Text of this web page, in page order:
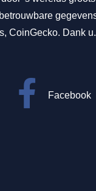
CoinGecko. Dank u.
Facebook